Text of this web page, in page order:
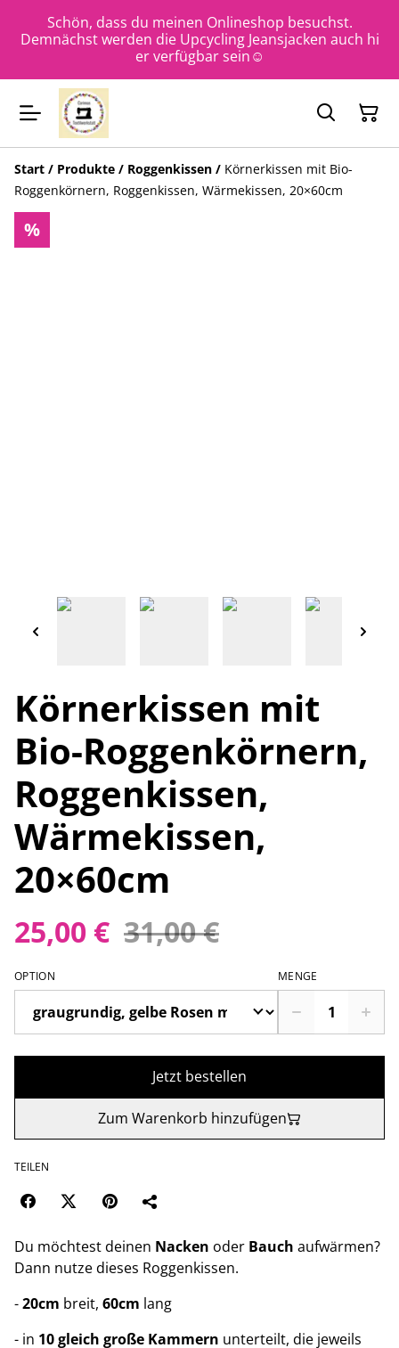
Schön, dass du meinen Onlineshop besuchst.
Demnächst werden die Upcycling Jeansjacken auch hi
er verfügbar sein☺️
Start / Produkte / Roggenkissen / Körnerkissen mit Bio-
Roggenkörnern, Roggenkissen, Wärmekissen, 20×60cm
%
Körnerkissen mit
Bio-Roggenkörnern,
Roggenkissen,
Wärmekissen,
20×60cm
25,00 € 31,00 €
OPTION MENGE
Jetzt bestellen
Zum Warenkorb hinzufügen
TEILEN
Du möchtest deinen Nacken oder Bauch aufwärmen?
Dann nutze dieses Roggenkissen.
-20cm breit, 60cm lang
- in 10 gleich große Kammern unterteilt, die jeweils